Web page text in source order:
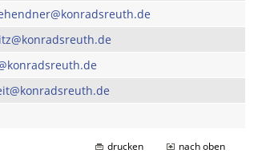
drucken nach oben